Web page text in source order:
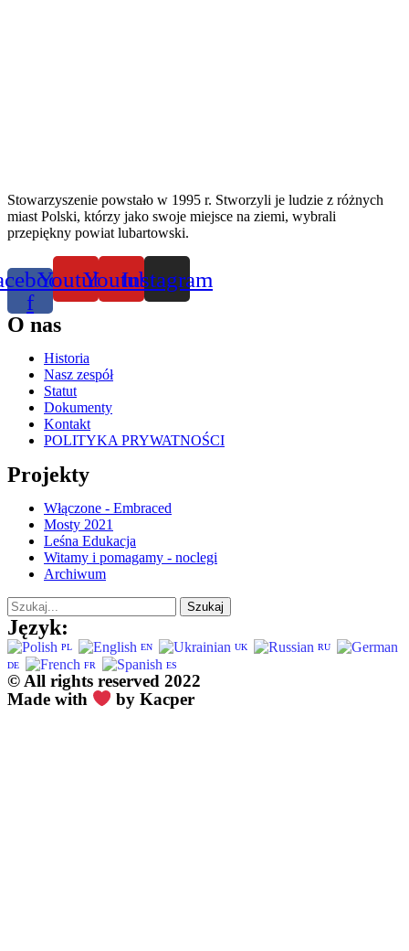
Stowarzyszenie powstało w 1995 r. Stworzyli je ludzie z różnych
miast Polski, którzy jako swoje miejsce na ziemi, wybrali
przepiękny powiat lubartowski.
f
YoutubeYoutubeInstagram
O nas
Historia
Nasz zespół
Statut
Dokumenty
Kontakt
POLITYKA PRYWATNOŚCI
Projekty
Włączone - Embraced
Mosty 2021
Leśna Edukacja
Witamy i pomagamy - noclegi
Archiwum
Szukaj
Język:
PL EN UK
RU
DE
FR ES
© All rights reserved 2022
Made with
by Kacper